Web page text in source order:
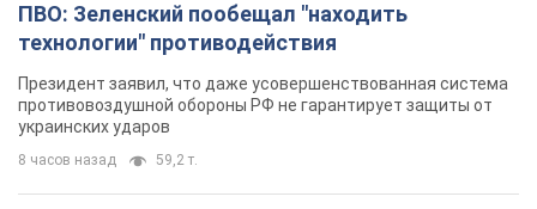
ПВО: Зеленский пообещал "находить
технологии" противодействия
Президент заявил, что даже усовершенствованная система
противовоздушной обороны РФ не гарантирует защиты от
украинских ударов
8 часов назад 59,2 т.